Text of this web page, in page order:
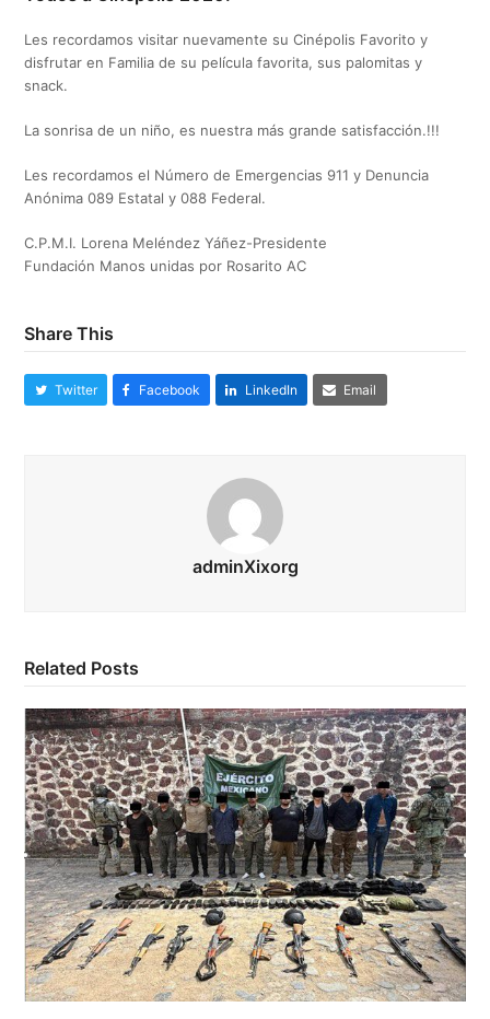
Les recordamos visitar nuevamente su Cinépolis Favorito y
disfrutar en Familia de su película favorita, sus palomitas y
snack.
La sonrisa de un niño, es nuestra más grande satisfacción.!!!
Les recordamos el Número de Emergencias 911 y Denuncia
Anónima 089 Estatal y 088 Federal.
C.P.M.I. Lorena Meléndez Yáñez-Presidente
Fundación Manos unidas por Rosarito AC
Share This
Twitter Facebook LinkedIn Email
adminXixorg
Related Posts